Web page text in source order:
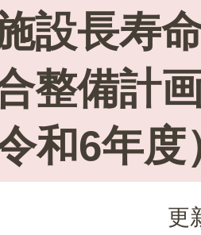
設長寿
整備計
和6年
更